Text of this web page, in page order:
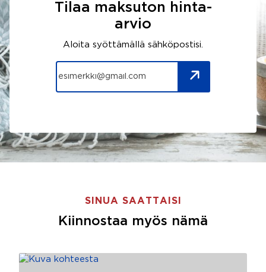
Tilaa maksuton hinta-
arvio
Aloita syöttämällä sähköpostisi.
SINUA SAATTAISI
Kiinnostaa myös nämä